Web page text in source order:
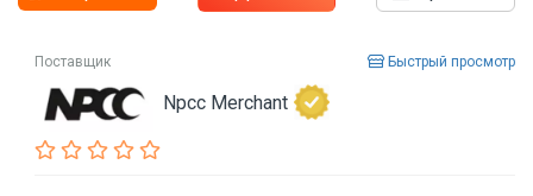
Поставщик Быстрый просмотр
Npcc Merchant